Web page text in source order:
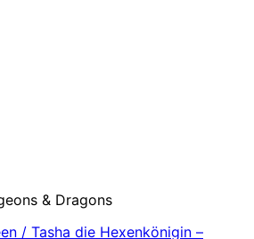
& Dragons
/ Tasha die Hexenkönigin –